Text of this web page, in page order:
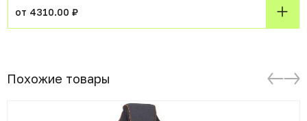
от 4310.00 ₽
Похожие товары